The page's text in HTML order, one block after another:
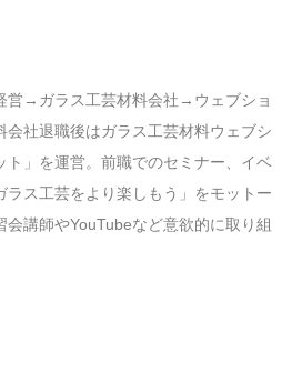
営→ガラス工芸材料会社→ウェブショ
会社退職後はガラス工芸材料ウェブシ
ト」を運営。前職でのセミナー、イベ
ラス工芸をより楽しもう」をモットー
会講師やYouTubeなど意欲的に取り組